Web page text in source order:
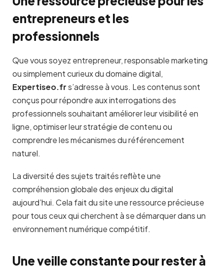
entrepreneurs et les
professionnels
Que vous soyez entrepreneur, responsable marketing
ou simplement curieux du domaine digital,
Expertiseo.frs’adresse à vous. Les contenus sont
conçus pour répondre aux interrogations des
professionnels souhaitant améliorer leur visibilité en
ligne, optimiser leur stratégie de contenu ou
comprendre les mécanismes du référencement
naturel.
La diversité des sujets traités reflète une
compréhension globale des enjeux du digital
aujourd’hui. Cela fait du site une ressource précieuse
pour tous ceux qui cherchent à se démarquer dans un
environnement numérique compétitif.
Une veille constante pour rester à